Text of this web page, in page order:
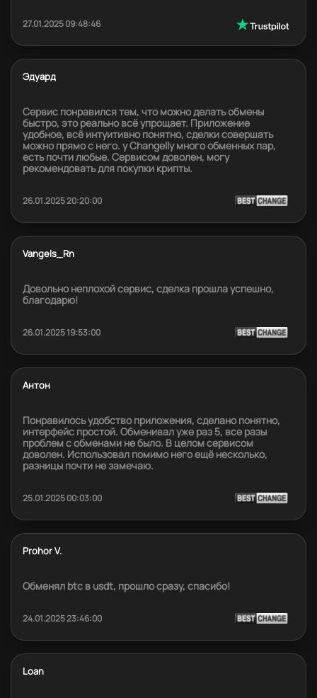
27.01.2025 09:48:46
Эдуард
Сервис понравился тем, что можно делать обмены
быстро, это реально всё упрощает. Приложение
удобное, всё интуитивно понятно, сделки совершать
можно прямо с него. у Changelly много обменных пар,
есть почти любые. Сервисом доволен, могу
рекомендовать для покупки крипты.
26.01.2025 20:20:00
Vangels_Rn
Довольно неплохой сервис, сделка прошла успешно,
благодарю!
26.01.2025 19:53:00
Антон
Понравилось удобство приложения, сделано понятно,
интерфейс простой. Обменивал уже раз 5, все разы
проблем с обменами не было. В целом сервисом
доволен. Использовал помимо него ещё несколько,
разницы почти не замечаю.
25.01.2025 00:03:00
Prohor V.
Обменял btc в usdt, прошло сразу, спасибо!
24.01.2025 23:46:00
Loan